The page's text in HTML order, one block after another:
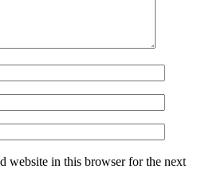
website in this browser for the next